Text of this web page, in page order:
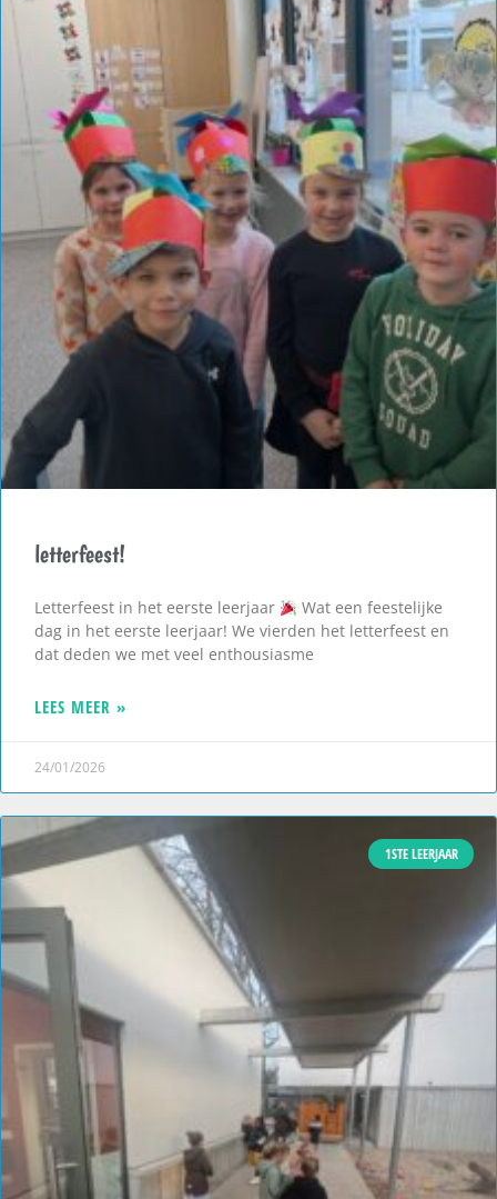
letterfeest!
Letterfeest in het eerste leerjaar
Wat een feestelijke
dag in het eerste leerjaar! We vierden het letterfeest en
dat deden we met veel enthousiasme
LEES MEER »
24/01/2026
1STE LEERJAAR